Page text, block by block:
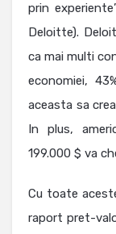
prin
Deloitte).
ca mai multi
economiei,
aceasta sa
In plus,
199.000 $ va
Cu toate
raport pret-